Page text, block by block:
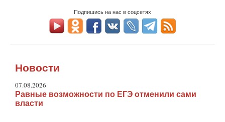
Подпишись на нас в соцсетях
Новости
07.08.2026
Равные возможности по ЕГЭ отменили сами
власти